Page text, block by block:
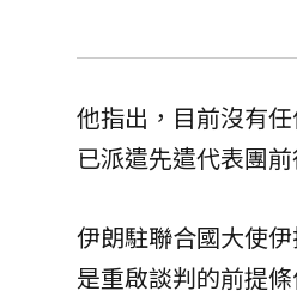
他指出，目前沒有
已派遣先遣代表團
伊朗駐聯合國大使
是重啟談判的前提